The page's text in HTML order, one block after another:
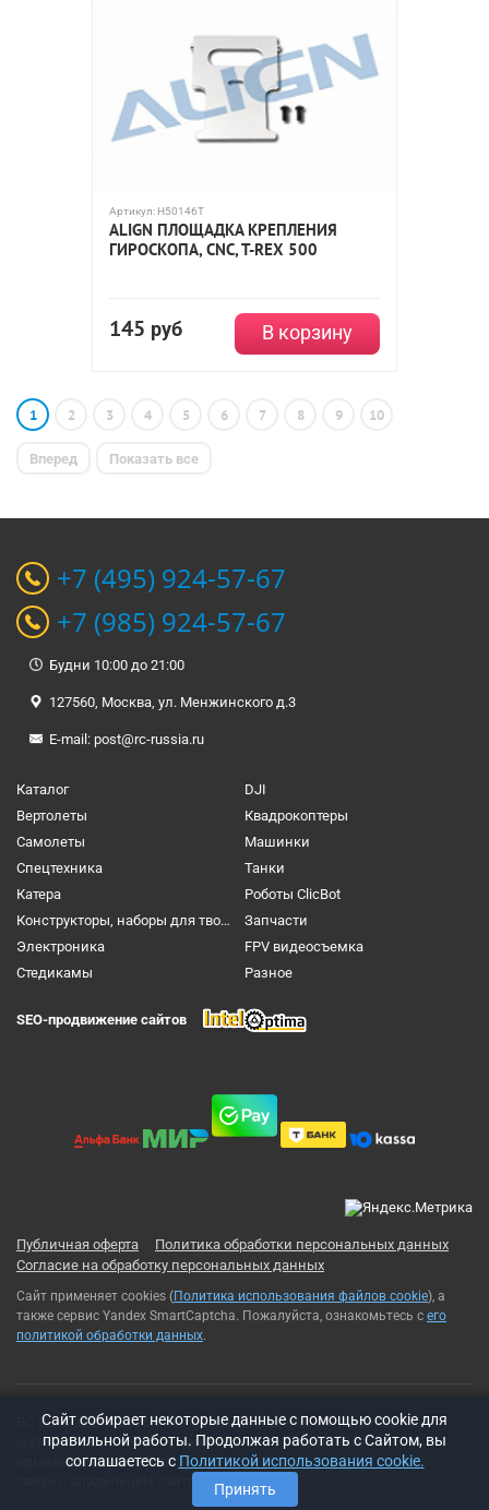
Артикул: H50146T
ALIGN ПЛОЩАДКА КРЕПЛЕНИЯ
ГИРОСКОПА, CNC, T-REX 500
145 руб В корзину
1 2 3 4 5 6 7 8 9 10
Вперед Показать все
+7 (495) 924-57-67
+7 (985) 924-57-67
Будни 10:00 до 21:00
127560, Москва, ул. Менжинского д.3
E-mail: post@rc-russia.ru
Каталог
DJI
Вертолеты
Квадрокоптеры
Самолеты
Машинки
Спецтехника
Танки
Катера
Роботы ClicBot
Конструкторы, наборы для творчества и настольные игры
Запчасти
Электроника
FPV видеосъемка
Cтедикамы
Разное
SEO-продвижение сайтов
Публичная оферта
Политика обработки персональных данных
Согласие на обработку персональных данных
Сайт применяет cookies (Политика использования файлов cookie), а
также сервис Yandex SmartCaptcha. Пожалуйста, ознакомьтесь с его
политикой обработки данных.
RC-Russia 2013-2026© Все права защищены. Использование
материалов с сайта возможно только с разрешения
администрации сайта
t-rex500@ya.ru
Cайт собирает некоторые данные с помощью cookie для
правильной работы. Продолжая работать с Сайтом, вы
соглашаетесь с Политикой использования cookie.
Принять